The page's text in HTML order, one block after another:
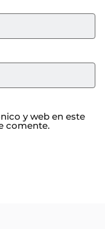
y web en este
comente.